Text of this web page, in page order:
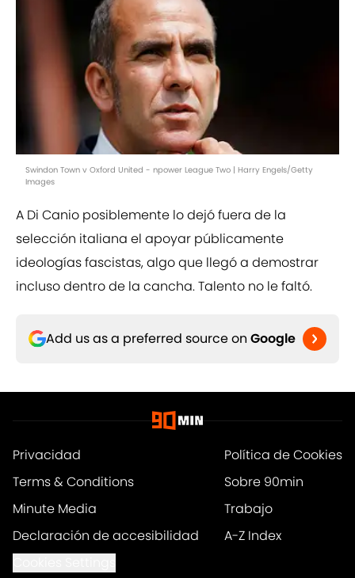
Swindon Town v Oxford United - npower League Two | Harry Engels/Getty
Images
A Di Canio posiblemente lo dejó fuera de la
selección italiana el apoyar públicamente
ideologías fascistas, algo que llegó a demostrar
incluso dentro de la cancha. Talento no le faltó.
Add us as a preferred source on Google
Privacidad
Política de Cookies
Terms & Conditions
Sobre 90min
Minute Media
Trabajo
Declaración de accesibilidad
A-Z Index